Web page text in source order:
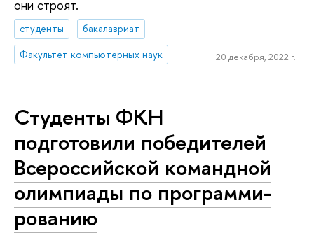
они строят.
студенты
бакалавриат
Факультет компьютерных наук
20 декабря, 2022 г.
Студенты ФКН
подготовили победителей
Все­рос­сий­ской командной
олимпиады по про­грам­ми­
ро­ва­нию